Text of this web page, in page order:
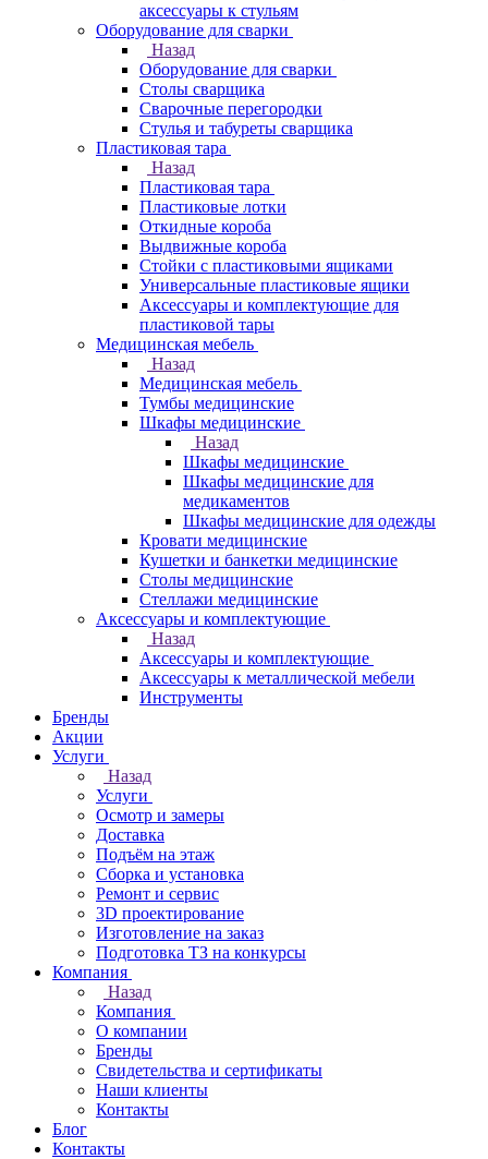
аксессуары к стульям
Оборудование для сварки
Назад
Оборудование для сварки
Столы сварщика
Сварочные перегородки
Стулья и табуреты сварщика
Пластиковая тара
Назад
Пластиковая тара
Пластиковые лотки
Откидные короба
Выдвижные короба
Стойки с пластиковыми ящиками
Универсальные пластиковые ящики
Аксессуары и комплектующие для
пластиковой тары
Медицинская мебель
Назад
Медицинская мебель
Тумбы медицинские
Шкафы медицинские
Назад
Шкафы медицинские
Шкафы медицинские для
медикаментов
Шкафы медицинские для одежды
Кровати медицинские
Кушетки и банкетки медицинские
Столы медицинские
Стеллажи медицинские
Аксессуары и комплектующие
Назад
Аксессуары и комплектующие
Аксессуары к металлической мебели
Инструменты
Бренды
Акции
Услуги
Назад
Услуги
Осмотр и замеры
Доставка
Подъём на этаж
Сборка и установка
Ремонт и сервис
3D проектирование
Изготовление на заказ
Подготовка ТЗ на конкурсы
Компания
Назад
Компания
О компании
Бренды
Свидетельства и сертификаты
Наши клиенты
Контакты
Блог
Контакты